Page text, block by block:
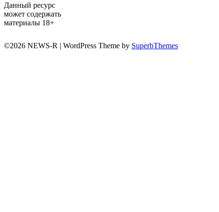
Данный ресурс
может содержать
материалы 18+
©2026 NEWS-R | WordPress Theme by SuperbThemes